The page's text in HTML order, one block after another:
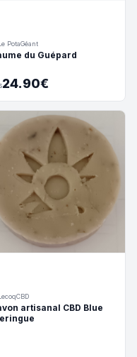
PotaGéant
du Guépard
24.90€
artisanal CBD Blue